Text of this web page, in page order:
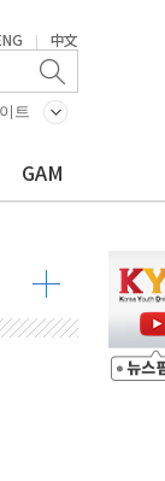
| 中文
트
GAM